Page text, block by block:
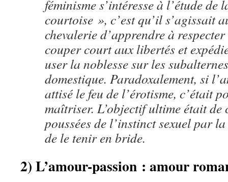
féminisme s’intéresse à l’étude
courtoise », c’est qu’il s’agissait
chevalerie d’apprendre à
couper court aux libertés et
user la noblesse sur les
domestique. Paradoxalement, si
attisé le feu de l’érotisme, c’était
maîtriser. L’objectif ultime était de
poussées de l’instinct sexuel par
de le tenir en bride.
2) L’amour-passion : amour